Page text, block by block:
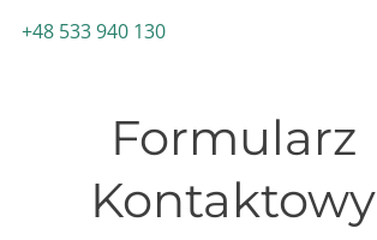
+48 533 940 130
Formularz
Kontaktowy